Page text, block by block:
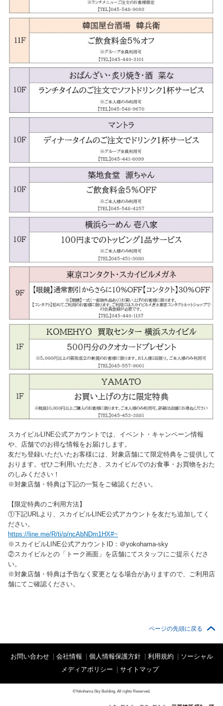
スカイビルLINE公式アカウントでは、イベント・キャンペーン情報
や、店舗でのお得な情報をお届けします。
友だち登録いただいたお客様には、対象店舗にて限定特典をご提供して
おります。ぜひご利用いただき、スカイビルでのお食事・お買物をおた
のしみください！
※対象店舗・特典は下記の一覧をご確認ください。
【限定特典のご利用方法】
①下記URLより、スカイビルLINE公式アカウントを友だち追加してく
ださい。
https://line.me/R/ti/p/ncAbNDm1HX#~
※スカイビルLINE公式アカウントID：＠yokohama-sky
②スカイビルとの「トーク画面」を店舗にてスタッフにご提示くださ
い。
※対象店舗・特典は予告なく変更となる場合がありますので、ご利用店
舗にてご確認ください。
ページの先頭に戻る
お問い合わせ | 会社情報 | 個人情報保護方針 | 利用規約 | ソーシャル
メディアポリシー | サイトマップ
©Yokohama Sky Building. All rights Reserved.